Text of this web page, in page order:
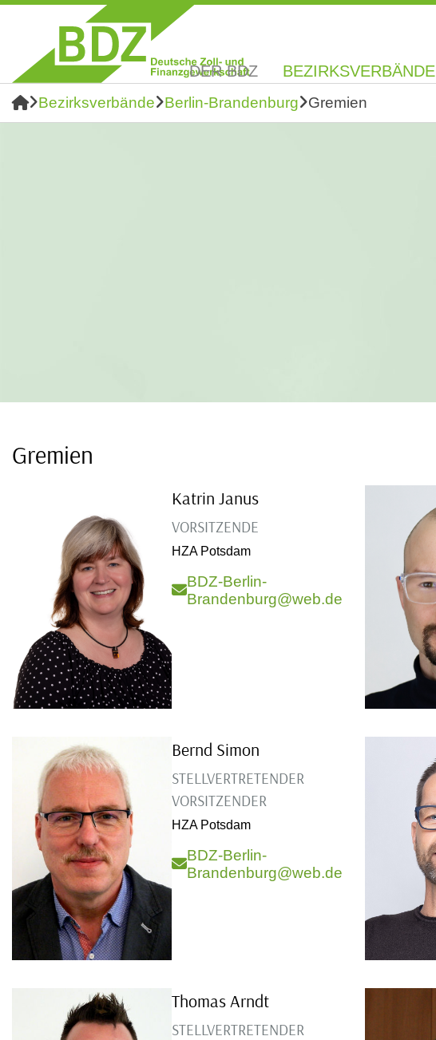
DER BDZ BEZIRKSVERBÄNDE
Bezirksverbände Berlin-Brandenburg Gremien
Gremien
Katrin Janus
VORSITZENDE
HZA Potsdam
BDZ-Berlin-
Brandenburg@web.de
Bernd Simon
STELLVERTRETENDER
VORSITZENDER
HZA Potsdam
BDZ-Berlin-
Brandenburg@web.de
Thomas Arndt
STELLVERTRETENDER